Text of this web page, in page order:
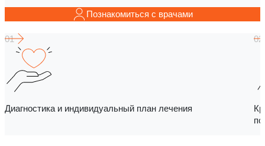
Познакомиться с врачами
Диагностика и индивидуальный план лечения